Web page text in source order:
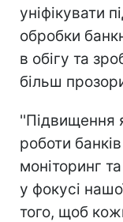
уніфікувати
обробки
в обігу та
більш
''Підвищення
роботи
моніторинг
у фокусі
того, щоб